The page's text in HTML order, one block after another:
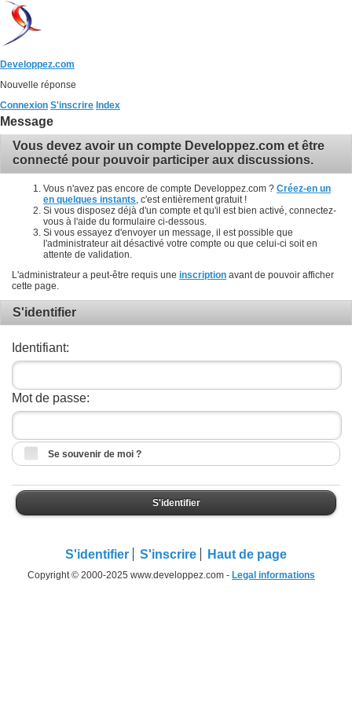
Developpez.com
Nouvelle réponse
Connexion S'inscrire Index
Message
Vous devez avoir un compte Developpez.com et être
connecté pour pouvoir participer aux discussions.
Vous n'avez pas encore de compte Developpez.com ? Créez-en un
en quelques instants , c'est entièrement gratuit !
Si vous disposez déjà d'un compte et qu'il est bien activé, connectez-
vous à l'aide du formulaire ci-dessous.
Si vous essayez d'envoyer un message, il est possible que
l'administrateur ait désactivé votre compte ou que celui-ci soit en
attente de validation.
L'administrateur a peut-être requis une inscription avant de pouvoir afficher
cette page.
S'identifier
Identifiant:
Mot de passe:
Se souvenir de moi ?
S'identifier
S'identifier S'inscrire Haut de page
Copyright © 2000-2025 www.developpez.com - Legal informations